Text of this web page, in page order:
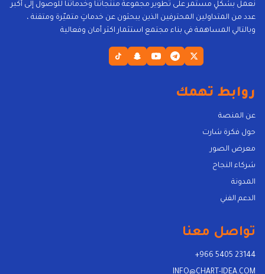
نعمل بشكلٍ مستمر على تطوير مجموعة منتجاتنا وخدماتنا للوصول إلى أكبر
عدد من المتداولين المحترفين الذين يبحثون عن خدماتٍ متميّرة ومتقنة ،
وبالتالي المساهمة في بناء مجتمع استثمار اكثر أمان وفعالية
روابط تهمك
عن المنصة
حول فكرة شارت
معرض الصور
شركاء النجاح
المدونة
الدعم الفني
تواصل معنا
+966 5405 23144
INFO@CHART-IDEA.COM